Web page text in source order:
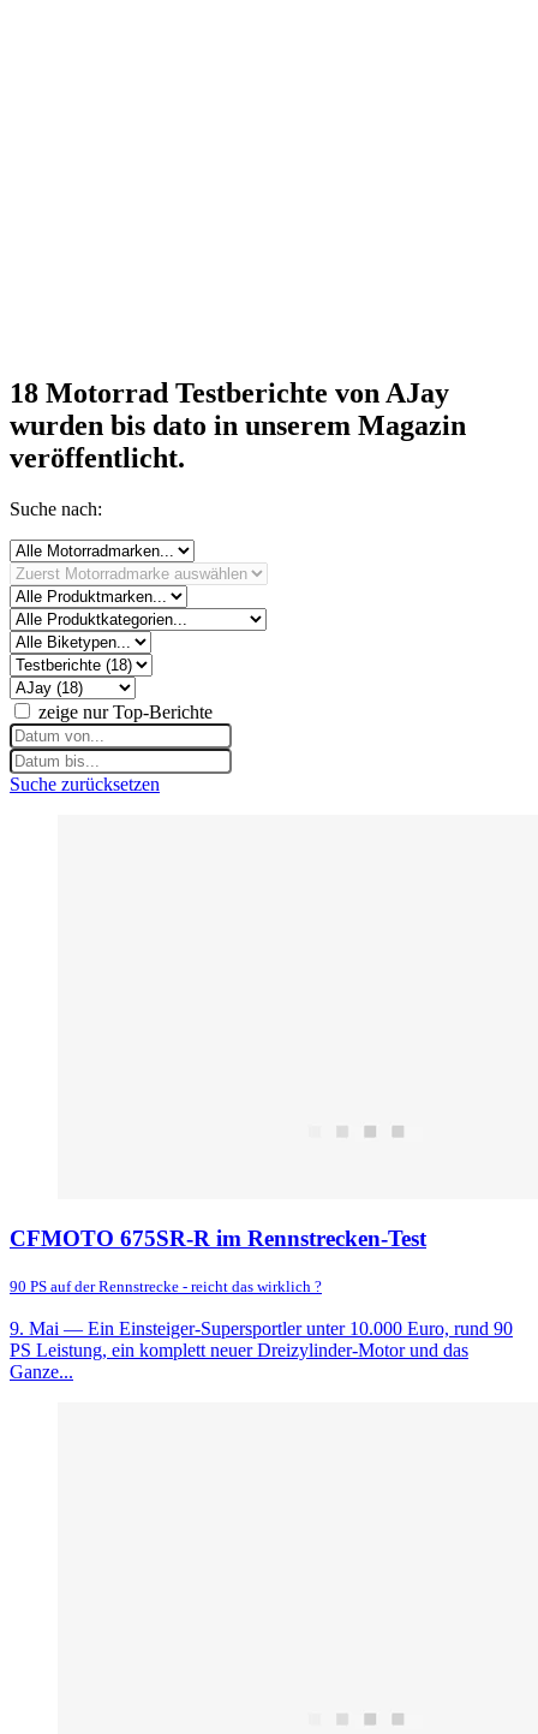
18 Motorrad Testberichte von AJay
wurden bis dato in unserem Magazin
veröffentlicht.
Suche nach:
zeige nur Top-Berichte
Suche zurücksetzen
CFMOTO 675SR-R im Rennstrecken-Test
90 PS auf der Rennstrecke - reicht das wirklich ?
9. Mai — Ein Einsteiger-Supersportler unter 10.000 Euro, rund 90
PS Leistung, ein komplett neuer Dreizylinder-Motor und das
Ganze...